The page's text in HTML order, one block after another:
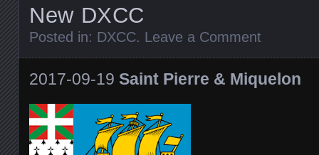
New DXCC
Posted in: DXCC. Leave a Comment
2017-09-19 Saint Pierre & Miquelon